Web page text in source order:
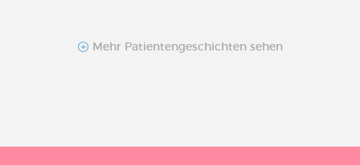
Mehr Patientengeschichten sehen